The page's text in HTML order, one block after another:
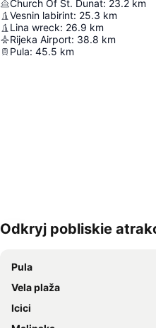
Church Of St. Dunat: 23.2 km
Vesnin labirint: 25.3 km
Lina wreck: 26.9 km
Rijeka Airport: 38.8 km
Pula: 45.5 km
Powiększ mapę
Odkryj pobliskie
Pula
Vela plaža
Icici